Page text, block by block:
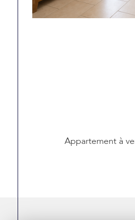
Appartement à